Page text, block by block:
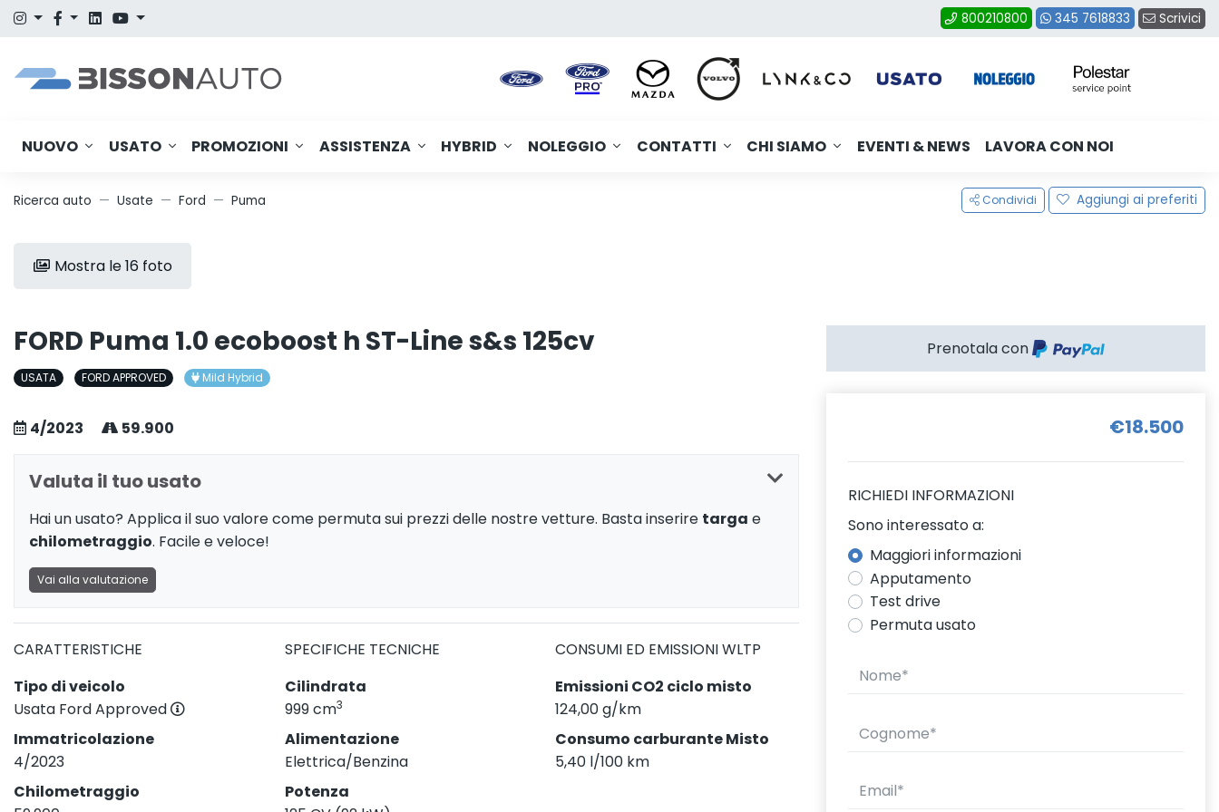
800210800 345 7618833 Scrivici
NUOVO USATO PROMOZIONI ASSISTENZA HYBRID NOLEGGIO CONTATTI CHI SIAMO EVENTI & NEWS LAVORA CON NOI
Ricerca auto Usate Ford Puma Condividi Aggiungi ai preferiti
Mostra le 16 foto
FORD Puma 1.0 ecoboost h ST-Line s&s 125cv
USATA FORD APPROVED Mild Hybrid
4/2023 59.900
Valuta il tuo usato
Hai un usato? Applica il suo valore come permuta sui prezzi delle nostre vetture. Basta inserire targa e
chilometraggio. Facile e veloce!
Vai alla valutazione
CARATTERISTICHE
Tipo di veicolo
Usata Ford Approved
Immatricolazione
4/2023
Chilometraggio
SPECIFICHE TECNICHE
Cilindrata
999 cm3
Alimentazione
Elettrica/Benzina
Potenza
CONSUMI ED EMISSIONI WLTP
Emissioni CO2 ciclo misto
124,00 g/km
Consumo carburante Misto
5,40 l/100 km
Prenotala con
€18.500
RICHIEDI INFORMAZIONI
Sono interessato a:
Maggiori informazioni
Apputamento
Test drive
Permuta usato